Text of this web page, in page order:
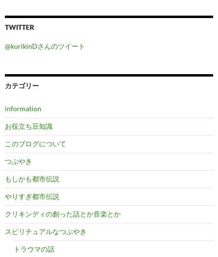
TWITTER
@kurikinDさんのツイート
カテゴリー
information
お役立ち豆知識
このブログについて
つぶやき
もしかも都市伝説
やりすぎ都市伝説
クリキンディの創った話とか音楽とか
スピリチュアルなつぶやき
トラウマの話